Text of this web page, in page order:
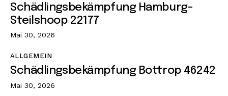
Schädlingsbekämpfung Hamburg-
Steilshoop 22177
Mai 30, 2026
ALLGEMEIN
Schädlingsbekämpfung Bottrop 46242
Mai 30, 2026